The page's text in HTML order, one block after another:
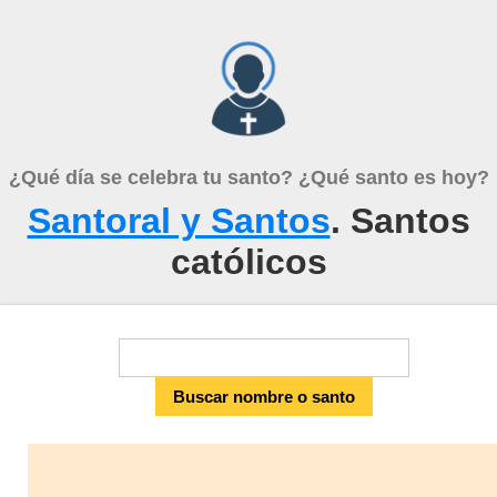
¿Qué día se celebra tu santo? ¿Qué santo es hoy?
Santoral y Santos. Santos
católicos